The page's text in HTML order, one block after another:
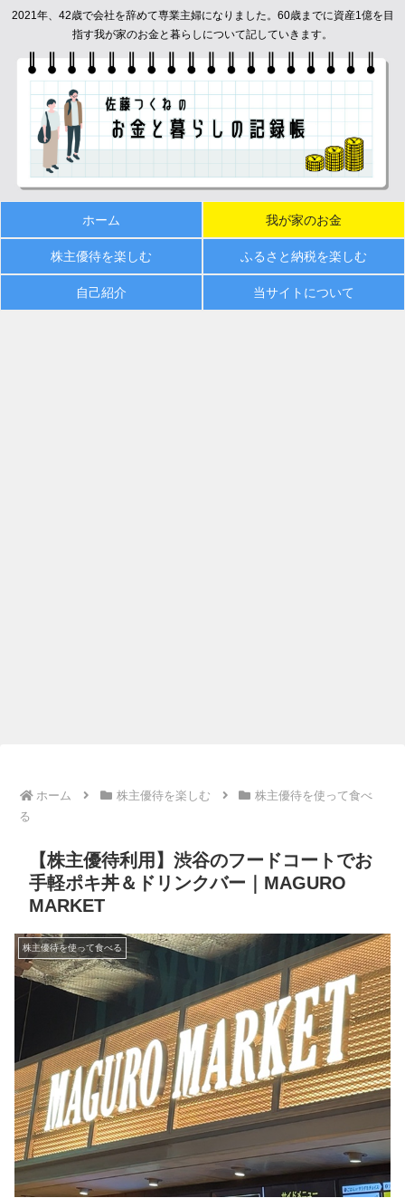
2021年、42歳で会社を辞めて専業主婦になりました。60歳までに資産1億を目
指す我が家のお金と暮らしについて記していきます。
ホーム 我が家のお金
株主優待を楽しむ ふるさと納税を楽しむ
自己紹介 当サイトについて
ホーム 株主優待を楽しむ
株主優待を使って食べ
る
【株主優待利用】渋谷のフードコートでお
手軽ポキ丼＆ドリンクバー｜MAGURO
MARKET
株主優待を使って食べる